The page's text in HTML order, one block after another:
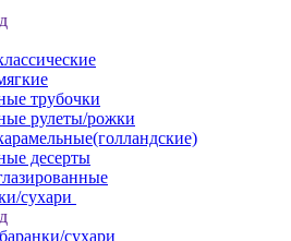
трубочки
рулеты/рожки
десерты
сухари
сухари